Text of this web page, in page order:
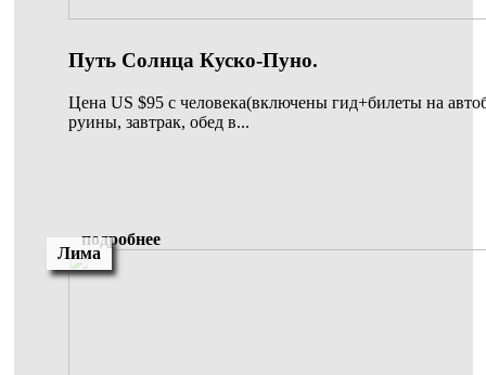
Путь Солнца Куско-Пуно.
Цена US $95 с человека(включены гид+билеты на
руины, завтрак, обед в...
подробнее
Лима